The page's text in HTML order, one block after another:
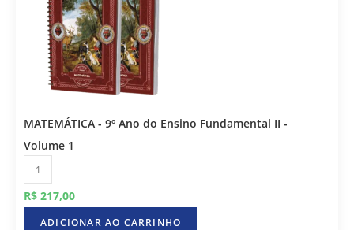
MATEMÁTICA - 9º Ano do Ensino Fundamental II -
Volume 1
R$ 217,00
ADICIONAR AO CARRINHO